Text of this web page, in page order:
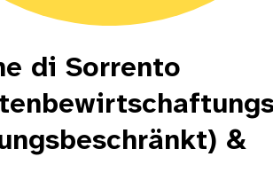
di Sorrento
&